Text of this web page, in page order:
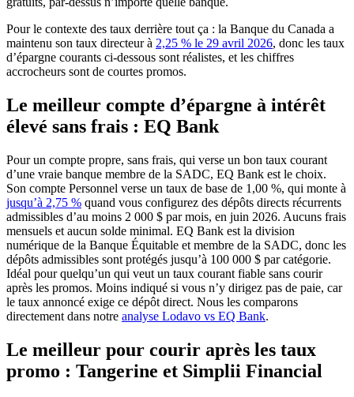
Pour le contexte des taux derrière tout ça : la Banque du Canada a
maintenu son taux directeur à 2,25 % le 29 avril 2026(s'ouvre dans
, donc les taux
d’épargne courants ci-dessous sont réalistes, et les chiffres
accrocheurs sont de courtes promos.
Le meilleur compte d’épargne à intérêt
élevé sans frais : EQ Bank
Pour un compte propre, sans frais, qui verse un bon taux courant
d’une vraie banque membre de la SADC, EQ Bank est le choix.
Son compte Personnel verse un taux de base de 1,00 %, qui monte à
jusqu’à 2,75 %(s'ouvre dans un nouvel onglet)
quand vous configurez des dépôts directs récurrents
admissibles d’au moins 2 000 $ par mois, en juin 2026. Aucuns frais
mensuels et aucun solde minimal. EQ Bank est la division
numérique de la Banque Équitable et membre de la SADC, donc les
dépôts admissibles sont protégés jusqu’à 100 000 $ par catégorie.
Idéal pour quelqu’un qui veut un taux courant fiable sans courir
après les promos. Moins indiqué si vous n’y dirigez pas de paie, car
le taux annoncé exige ce dépôt direct. Nous les comparons
directement dans notre analyse Lodavo vs EQ Bank.
Le meilleur pour courir après les taux
promo : Tangerine et Simplii Financial